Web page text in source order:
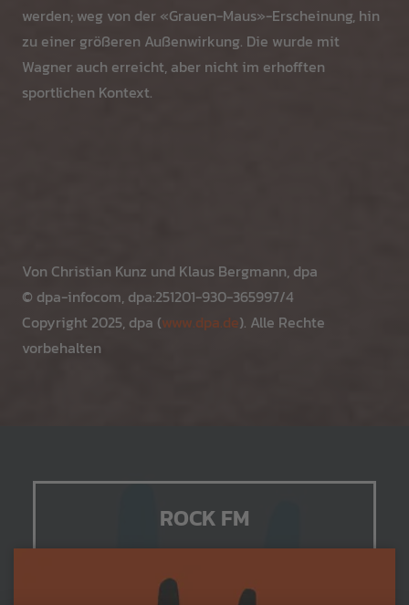
werden; weg von der «Grauen-Maus»-Erscheinung, hin
zu einer größeren Außenwirkung. Die wurde mit
Wagner auch erreicht, aber nicht im erhofften
sportlichen Kontext.
Von Christian Kunz und Klaus Bergmann, dpa
© dpa-infocom, dpa:251201-930-365997/4
Copyright 2025, dpa (www.dpa.de). Alle Rechte
vorbehalten
ROCK FM